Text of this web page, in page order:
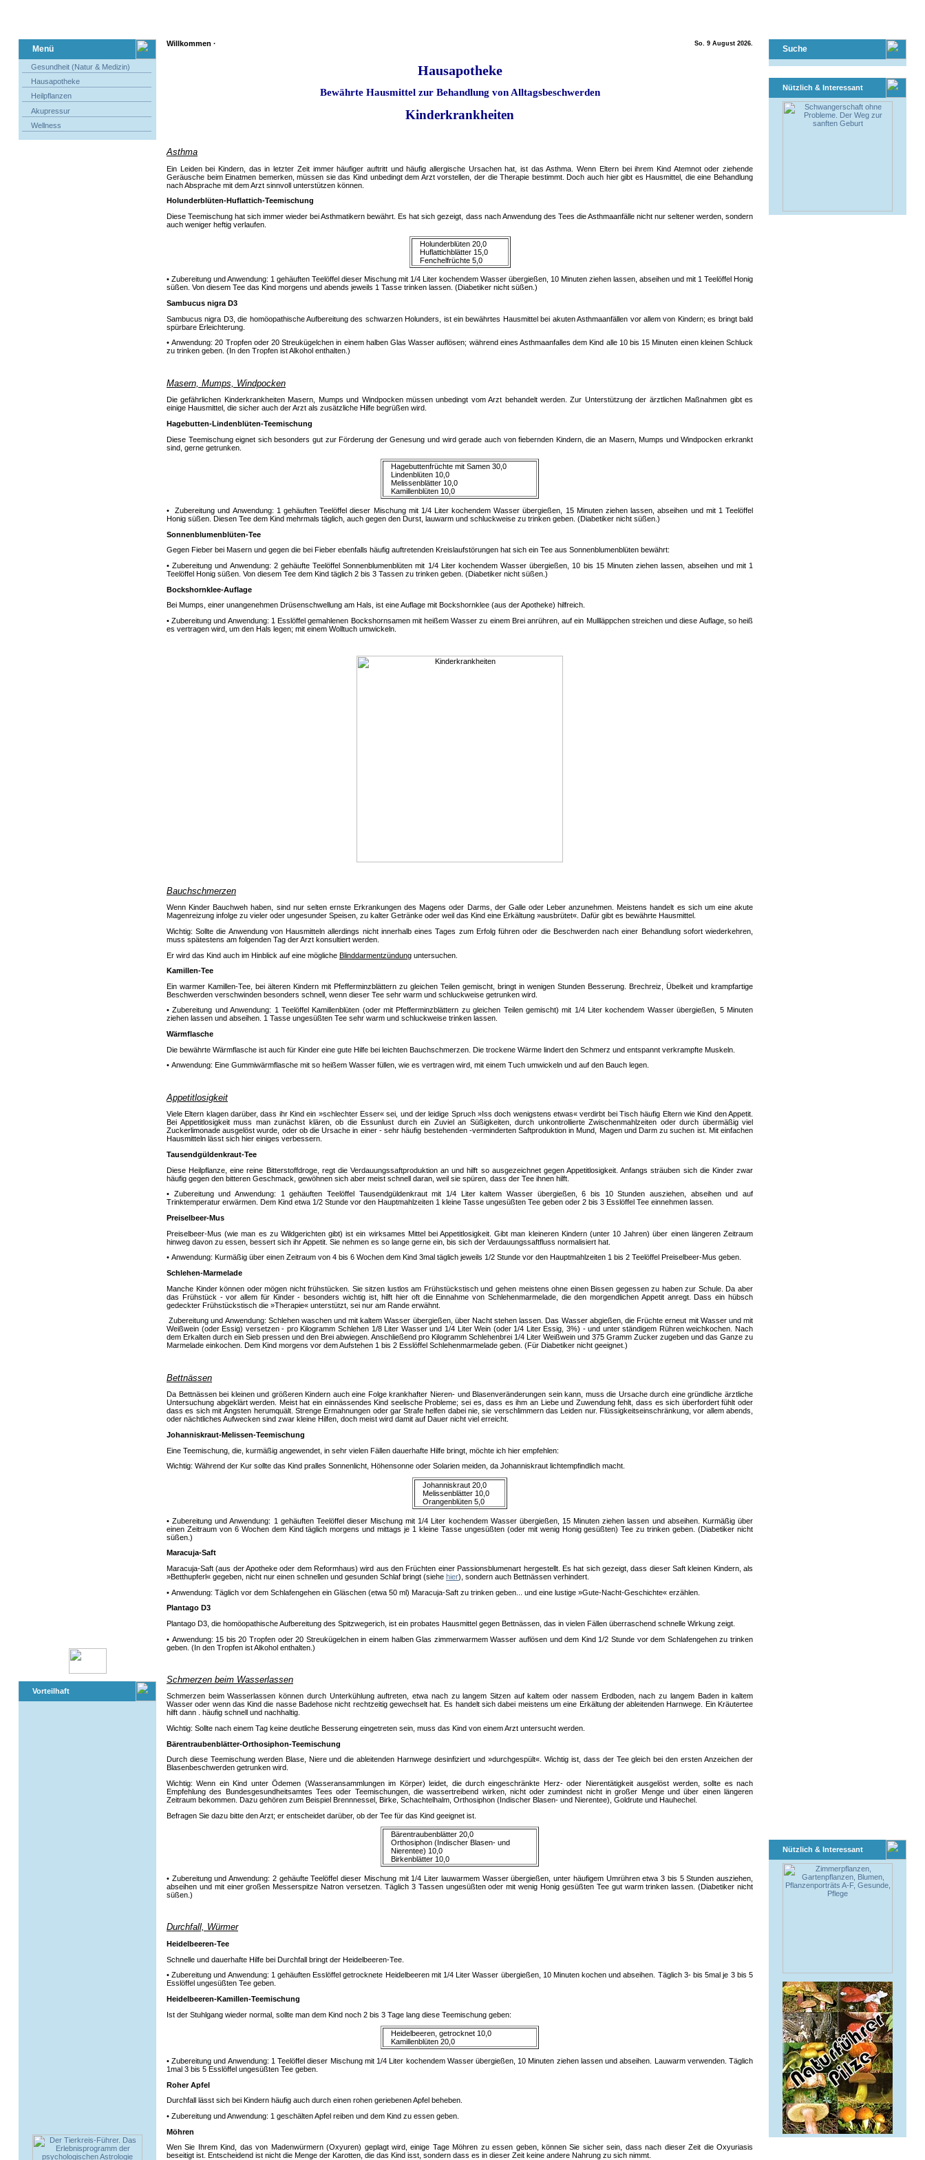
Menü
Gesundheit (Natur & Medizin)
Hausapotheke
Heilpflanzen
Akupressur
Wellness
Willkommen · So. 9 August 2026.
Hausapotheke
Bewährte Hausmittel zur Behandlung von Alltagsbeschwerden
Kinderkrankheiten
Asthma
Ein Leiden bei Kindern, das in letzter Zeit immer häufiger auftritt und häufig allergische Ursachen hat, ist das Asthma. Wenn Eltern bei ihrem Kind Atemnot oder ziehende
Geräusche beim Einatmen bemerken, müssen sie das Kind unbedingt dem Arzt vorstellen, der die Therapie bestimmt. Doch auch hier gibt es Hausmittel, die eine Behandlung
nach Absprache mit dem Arzt sinnvoll unterstützen können.
Holunderblüten-Huflattich-Teemischung
Diese Teemischung hat sich immer wieder bei Asthmatikern bewährt. Es hat sich gezeigt, dass nach Anwendung des Tees die Asthmaanfälle nicht nur seltener werden, sondern
auch weniger heftig verlaufen.
Holunderblüten 20,0
Huflattichblätter 15,0
Fenchelfrüchte 5,0
• Zubereitung und Anwendung: 1 gehäuften Teelöffel dieser Mischung mit 1/4 Liter kochendem Wasser übergießen, 10 Minuten ziehen lassen, abseihen und mit 1 Teelöffel Honig
süßen. Von diesem Tee das Kind morgens und abends jeweils 1 Tasse trinken lassen. (Diabetiker nicht süßen.)
Sambucus nigra D3
Sambucus nigra D3, die homöopathische Aufbereitung des schwarzen Holunders, ist ein bewährtes Hausmittel bei akuten Asthmaanfällen vor allem von Kindern; es bringt bald
spürbare Erleichterung.
• Anwendung: 20 Tropfen oder 20 Streukügelchen in einem halben Glas Wasser auflösen; während eines Asthmaanfalles dem Kind alle 10 bis 15 Minuten einen kleinen Schluck
zu trinken geben. (In den Tropfen ist Alkohol enthalten.)
Masern, Mumps, Windpocken
Die gefährlichen Kinderkrankheiten Masern, Mumps und Windpocken müssen unbedingt vom Arzt behandelt werden. Zur Unterstützung der ärztlichen Maßnahmen gibt es
einige Hausmittel, die sicher auch der Arzt als zusätzliche Hilfe begrüßen wird.
Hagebutten-Lindenblüten-Teemischung
Diese Teemischung eignet sich besonders gut zur Förderung der Genesung und wird gerade auch von fiebernden Kindern, die an Masern, Mumps und Windpocken erkrankt
sind, gerne getrunken.
Hagebuttenfrüchte mit Samen 30,0
Lindenblüten 10,0
Melissenblätter 10,0
Kamillenblüten 10,0
• Zubereitung und Anwendung: 1 gehäuften Teelöffel dieser Mischung mit 1/4 Liter kochendem Wasser übergießen, 15 Minuten ziehen lassen, abseihen und mit 1 Teelöffel
Honig süßen. Diesen Tee dem Kind mehrmals täglich, auch gegen den Durst, lauwarm und schluckweise zu trinken geben. (Diabetiker nicht süßen.)
Sonnenblumenblüten-Tee
Gegen Fieber bei Masern und gegen die bei Fieber ebenfalls häufig auftretenden Kreislaufstörungen hat sich ein Tee aus Sonnenblumenblüten bewährt:
• Zubereitung und Anwendung: 2 gehäufte Teelöffel Sonnenblumenblüten mit 1/4 Liter kochendem Wasser übergießen, 10 bis 15 Minuten ziehen lassen, abseihen und mit 1
Teelöffel Honig süßen. Von diesem Tee dem Kind täglich 2 bis 3 Tassen zu trinken geben. (Diabetiker nicht süßen.)
Bockshornklee-Auflage
Bei Mumps, einer unangenehmen Drüsenschwellung am Hals, ist eine Auflage mit Bockshornklee (aus der Apotheke) hilfreich.
• Zubereitung und Anwendung: 1 Esslöffel gemahlenen Bockshornsamen mit heißem Wasser zu einem Brei anrühren, auf ein Mullläppchen streichen und diese Auflage, so heiß
es vertragen wird, um den Hals legen; mit einem Wolltuch umwickeln.
Bauchschmerzen
Wenn Kinder Bauchweh haben, sind nur selten ernste Erkrankungen des Magens oder Darms, der Galle oder Leber anzunehmen. Meistens handelt es sich um eine akute
Magenreizung infolge zu vieler oder ungesunder Speisen, zu kalter Getränke oder weil das Kind eine Erkältung »ausbrütet«. Dafür gibt es bewährte Hausmittel.
Wichtig: Sollte die Anwendung von Hausmitteln allerdings nicht innerhalb eines Tages zum Erfolg führen oder die Beschwerden nach einer Behandlung sofort wiederkehren,
muss spätestens am folgenden Tag der Arzt konsultiert werden.
Er wird das Kind auch im Hinblick auf eine mögliche Blinddarmentzündung untersuchen.
Kamillen-Tee
Ein warmer Kamillen-Tee, bei älteren Kindern mit Pfefferminzblättern zu gleichen Teilen gemischt, bringt in wenigen Stunden Besserung. Brechreiz, Übelkeit und krampfartige
Beschwerden verschwinden besonders schnell, wenn dieser Tee sehr warm und schluckweise getrunken wird.
• Zubereitung und Anwendung: 1 Teelöffel Kamillenblüten (oder mit Pfefferminzblättern zu gleichen Teilen gemischt) mit 1/4 Liter kochendem Wasser übergießen, 5 Minuten
ziehen lassen und abseihen. 1 Tasse ungesüßten Tee sehr warm und schluckweise trinken lassen.
Wärmflasche
Die bewährte Wärmflasche ist auch für Kinder eine gute Hilfe bei leichten Bauchschmerzen. Die trockene Wärme lindert den Schmerz und entspannt verkrampfte Muskeln.
• Anwendung: Eine Gummiwärmflasche mit so heißem Wasser füllen, wie es vertragen wird, mit einem Tuch umwickeln und auf den Bauch legen.
Appetitlosigkeit
Viele Eltern klagen darüber, dass ihr Kind ein »schlechter Esser« sei, und der leidige Spruch »Iss doch wenigstens etwas« verdirbt bei Tisch häufig Eltern wie Kind den Appetit.
Bei Appetitlosigkeit muss man zunächst klären, ob die Essunlust durch ein Zuviel an Süßigkeiten, durch unkontrollierte Zwischenmahlzeiten oder durch übermäßig viel
Zuckerlimonade ausgelöst wurde, oder ob die Ursache in einer - sehr häufig bestehenden -verminderten Saftproduktion in Mund, Magen und Darm zu suchen ist. Mit einfachen
Hausmitteln lässt sich hier einiges verbessern.
Tausendgüldenkraut-Tee
Diese Heilpflanze, eine reine Bitterstoffdroge, regt die Verdauungssaftproduktion an und hilft so ausgezeichnet gegen Appetitlosigkeit. Anfangs sträuben sich die Kinder zwar
häufig gegen den bitteren Geschmack, gewöhnen sich aber meist schnell daran, weil sie spüren, dass der Tee ihnen hilft.
• Zubereitung und Anwendung: 1 gehäuften Teelöffel Tausendgüldenkraut mit 1/4 Liter kaltem Wasser übergießen, 6 bis 10 Stunden ausziehen, abseihen und auf
Trinktemperatur erwärmen. Dem Kind etwa 1/2 Stunde vor den Hauptmahlzeiten 1 kleine Tasse ungesüßten Tee geben oder 2 bis 3 Esslöffel Tee einnehmen lassen.
Preiselbeer-Mus
Preiselbeer-Mus (wie man es zu Wildgerichten gibt) ist ein wirksames Mittel bei Appetitlosigkeit. Gibt man kleineren Kindern (unter 10 Jahren) über einen längeren Zeitraum
hinweg davon zu essen, bessert sich ihr Appetit. Sie nehmen es so lange gerne ein, bis sich der Verdauungssaftfluss normalisiert hat.
• Anwendung: Kurmäßig über einen Zeitraum von 4 bis 6 Wochen dem Kind 3mal täglich jeweils 1/2 Stunde vor den Hauptmahlzeiten 1 bis 2 Teelöffel Preiselbeer-Mus geben.
Schlehen-Marmelade
Manche Kinder können oder mögen nicht frühstücken. Sie sitzen lustlos am Frühstückstisch und gehen meistens ohne einen Bissen gegessen zu haben zur Schule. Da aber
das Frühstück - vor allem für Kinder - besonders wichtig ist, hilft hier oft die Einnahme von Schlehenmarmelade, die den morgendlichen Appetit anregt. Dass ein hübsch
gedeckter Frühstückstisch die »Therapie« unterstützt, sei nur am Rande erwähnt.
Zubereitung und Anwendung: Schlehen waschen und mit kaltem Wasser übergießen, über Nacht stehen lassen. Das Wasser abgießen, die Früchte erneut mit Wasser und mit
Weißwein (oder Essig) versetzen - pro Kilogramm Schlehen 1/8 Liter Wasser und 1/4 Liter Wein (oder 1/4 Liter Essig, 3%) - und unter ständigem Rühren weichkochen. Nach
dem Erkalten durch ein Sieb pressen und den Brei abwiegen. Anschließend pro Kilogramm Schlehenbrei 1/4 Liter Weißwein und 375 Gramm Zucker zugeben und das Ganze zu
Marmelade einkochen. Dem Kind morgens vor dem Aufstehen 1 bis 2 Esslöffel Schlehenmarmelade geben. (Für Diabetiker nicht geeignet.)
Bettnässen
Da Bettnässen bei kleinen und größeren Kindern auch eine Folge krankhafter Nieren- und Blasenveränderungen sein kann, muss die Ursache durch eine gründliche ärztliche
Untersuchung abgeklärt werden. Meist hat ein einnässendes Kind seelische Probleme; sei es, dass es ihm an Liebe und Zuwendung fehlt, dass es sich überfordert fühlt oder
dass es sich mit Ängsten herumquält. Strenge Ermahnungen oder gar Strafe helfen dabei nie, sie verschlimmern das Leiden nur. Flüssigkeitseinschränkung, vor allem abends,
oder nächtliches Aufwecken sind zwar kleine Hilfen, doch meist wird damit auf Dauer nicht viel erreicht.
Johanniskraut-Melissen-Teemischung
Eine Teemischung, die, kurmäßig angewendet, in sehr vielen Fällen dauerhafte Hilfe bringt, möchte ich hier empfehlen:
Wichtig: Während der Kur sollte das Kind pralles Sonnenlicht, Höhensonne oder Solarien meiden, da Johanniskraut lichtempfindlich macht.
Johanniskraut 20,0
Melissenblätter 10,0
Orangenblüten 5,0
• Zubereitung und Anwendung: 1 gehäuften Teelöffel dieser Mischung mit 1/4 Liter kochendem Wasser übergießen, 15 Minuten ziehen lassen und abseihen. Kurmäßig über
einen Zeitraum von 6 Wochen dem Kind täglich morgens und mittags je 1 kleine Tasse ungesüßten (oder mit wenig Honig gesüßten) Tee zu trinken geben. (Diabetiker nicht
süßen.)
Maracuja-Saft
Maracuja-Saft (aus der Apotheke oder dem Reformhaus) wird aus den Früchten einer Passionsblumenart hergestellt. Es hat sich gezeigt, dass dieser Saft kleinen Kindern, als
»Betthupferl« gegeben, nicht nur einen schnellen und gesunden Schlaf bringt (siehe hier), sondern auch Bettnässen verhindert.
• Anwendung: Täglich vor dem Schlafengehen ein Gläschen (etwa 50 ml) Maracuja-Saft zu trinken geben... und eine lustige »Gute-Nacht-Geschichte« erzählen.
Plantago D3
Plantago D3, die homöopathische Aufbereitung des Spitzwegerich, ist ein probates Hausmittel gegen Bettnässen, das in vielen Fällen überraschend schnelle Wirkung zeigt.
• Anwendung: 15 bis 20 Tropfen oder 20 Streukügelchen in einem halben Glas zimmerwarmem Wasser auflösen und dem Kind 1/2 Stunde vor dem Schlafengehen zu trinken
geben. (In den Tropfen ist Alkohol enthalten.)
Schmerzen beim Wasserlassen
Schmerzen beim Wasserlassen können durch Unterkühlung auftreten, etwa nach zu langem Sitzen auf kaltem oder nassem Erdboden, nach zu langem Baden in kaltem
Wasser oder wenn das Kind die nasse Badehose nicht rechtzeitig gewechselt hat. Es handelt sich dabei meistens um eine Erkältung der ableitenden Harnwege. Ein Kräutertee
hilft dann . häufig schnell und nachhaltig.
Wichtig: Sollte nach einem Tag keine deutliche Besserung eingetreten sein, muss das Kind von einem Arzt untersucht werden.
Bärentraubenblätter-Orthosiphon-Teemischung
Durch diese Teemischung werden Blase, Niere und die ableitenden Harnwege desinfiziert und »durchgespült«. Wichtig ist, dass der Tee gleich bei den ersten Anzeichen der
Blasenbeschwerden getrunken wird.
Wichtig: Wenn ein Kind unter Ödemen (Wasseransammlungen im Körper) leidet, die durch eingeschränkte Herz- oder Nierentätigkeit ausgelöst werden, sollte es nach
Empfehlung des Bundesgesundheitsamtes Tees oder Teemischungen, die wassertreibend wirken, nicht oder zumindest nicht in großer Menge und über einen längeren
Zeitraum bekommen. Dazu gehören zum Beispiel Brennnessel, Birke, Schachtelhalm, Orthosiphon (Indischer Blasen- und Nierentee), Goldrute und Hauhechel.
Befragen Sie dazu bitte den Arzt; er entscheidet darüber, ob der Tee für das Kind geeignet ist.
Bärentraubenblätter 20,0
Orthosiphon (Indischer Blasen- und
Nierentee) 10,0
Birkenblätter 10,0
• Zubereitung und Anwendung: 2 gehäufte Teelöffel dieser Mischung mit 1/4 Liter lauwarmem Wasser übergießen, unter häufigem Umrühren etwa 3 bis 5 Stunden ausziehen,
abseihen und mit einer großen Messerspitze Natron versetzen. Täglich 3 Tassen ungesüßten oder mit wenig Honig gesüßten Tee gut warm trinken lassen. (Diabetiker nicht
süßen.)
Durchfall, Würmer
Heidelbeeren-Tee
Schnelle und dauerhafte Hilfe bei Durchfall bringt der Heidelbeeren-Tee.
• Zubereitung und Anwendung: 1 gehäuften Esslöffel getrocknete Heidelbeeren mit 1/4 Liter Wasser übergießen, 10 Minuten kochen und abseihen. Täglich 3- bis 5mal je 3 bis 5
Esslöffel ungesüßten Tee geben.
Heidelbeeren-Kamillen-Teemischung
Ist der Stuhlgang wieder normal, sollte man dem Kind noch 2 bis 3 Tage lang diese Teemischung geben:
Heidelbeeren, getrocknet 10,0
Kamillenblüten 20,0
• Zubereitung und Anwendung: 1 Teelöffel dieser Mischung mit 1/4 Liter kochendem Wasser übergießen, 10 Minuten ziehen lassen und abseihen. Lauwarm verwenden. Täglich
1mal 3 bis 5 Esslöffel ungesüßten Tee geben.
Roher Apfel
Durchfall lässt sich bei Kindern häufig auch durch einen rohen geriebenen Apfel beheben.
• Zubereitung und Anwendung: 1 geschälten Apfel reiben und dem Kind zu essen geben.
Möhren
Wen Sie Ihrem Kind, das von Madenwürmern (Oxyuren) geplagt wird, einige Tage Möhren zu essen geben, können Sie sicher sein, dass nach dieser Zeit die Oxyuriasis
beseitigt ist. Entscheidend ist nicht die Menge der Karotten, die das Kind isst, sondern dass es in dieser Zeit keine andere Nahrung zu sich nimmt.
Suche
Nützlich & Interessant
Vorteilhaft
Nützlich & Interessant